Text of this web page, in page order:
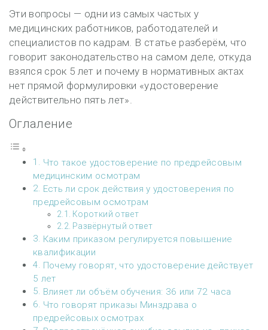
Эти вопросы — одни из самых частых у
медицинских работников, работодателей и
специалистов по кадрам. В статье разберём, что
говорит законодательство на самом деле, откуда
взялся срок 5 лет и почему в нормативных актах
нет прямой формулировки «удостоверение
действительно пять лет».
Оглаление
Что такое удостоверение по предрейсовым
медицинским осмотрам
Есть ли срок действия у удостоверения по
предрейсовым осмотрам
Короткий ответ
Развёрнутый ответ
Каким приказом регулируется повышение
квалификации
Почему говорят, что удостоверение действует
5 лет
Влияет ли объём обучения: 36 или 72 часа
Что говорят приказы Минздрава о
предрейсовых осмотрах